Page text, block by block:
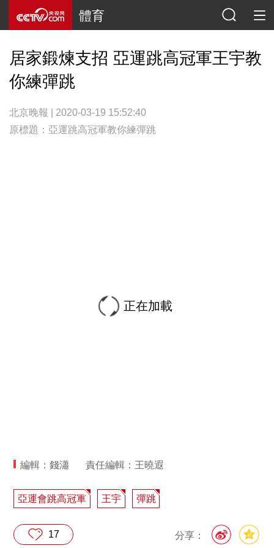
體育
居家鍛煉支招 亞運跳高冠軍王宇教
你練彈跳
北京晚報 | 2020-03-19 15:52:40
原標題：亞運跳高冠軍教你練彈跳
正在加載
編輯：錢瀟 責任編輯：王曉遐
亞運會跳高冠軍 王宇 彈跳
分享：
17